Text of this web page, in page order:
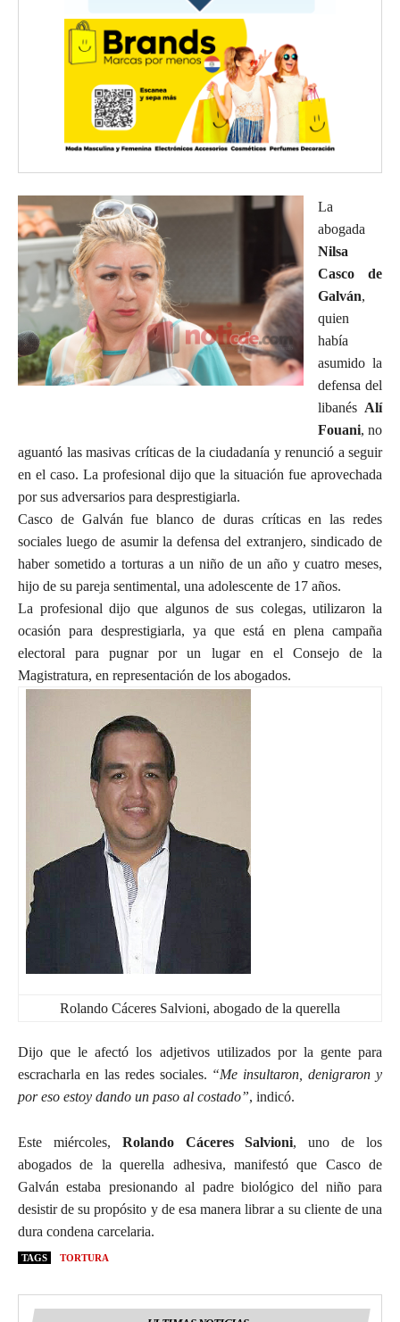
La
abogada
Nilsa
Casco de
Galván,
quien
había
asumido la
defensa del
libanés Alí
Fouani, no
aguantó las masivas críticas de la ciudadanía y renunció a seguir
en el caso. La profesional dijo que la situación fue aprovechada
por sus adversarios para desprestigiarla.
Casco de Galván fue blanco de duras críticas en las redes
sociales luego de asumir la defensa del extranjero, sindicado de
haber sometido a torturas a un niño de un año y cuatro meses,
hijo de su pareja sentimental, una adolescente de 17 años.
La profesional dijo que algunos de sus colegas, utilizaron la
ocasión para desprestigiarla, ya que está en plena campaña
electoral para pugnar por un lugar en el Consejo de la
Magistratura, en representación de los abogados.
Rolando Cáceres Salvioni, abogado de la querella
Dijo que le afectó los adjetivos utilizados por la gente para
escracharla en las redes sociales. “Me insultaron, denigraron y
por eso estoy dando un paso al costado”, indicó.
Este miércoles, Rolando Cáceres Salvioni, uno de los
abogados de la querella adhesiva, manifestó que Casco de
Galván estaba presionando al padre biológico del niño para
desistir de su propósito y de esa manera librar a su cliente de una
dura condena carcelaria.
TAGS TORTURA